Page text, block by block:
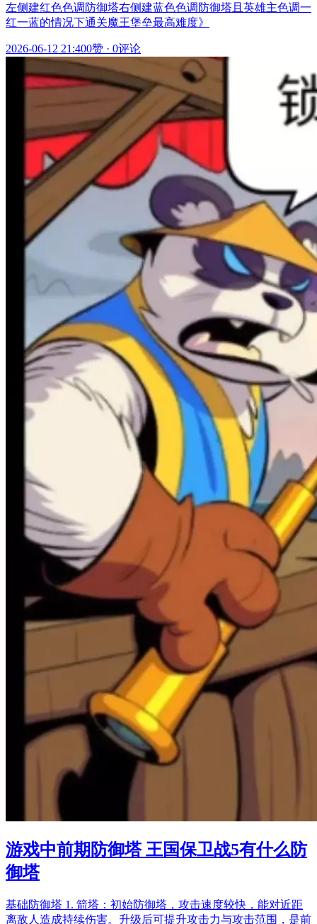
左侧建红色色调防御塔右侧建蓝色色调防御塔且英雄主色调一
红一蓝的情况下通关魔王堡垒最高难度》
2026-06-12 21:400赞 · 0评论
游戏中前期防御塔 王国保卫战5有什么防
御塔
基础防御塔 1. 箭塔：初始防御塔，攻击速度较快，能对近距
离敌人造成持续伤害。升级后可提升攻击力与攻击范围，是前